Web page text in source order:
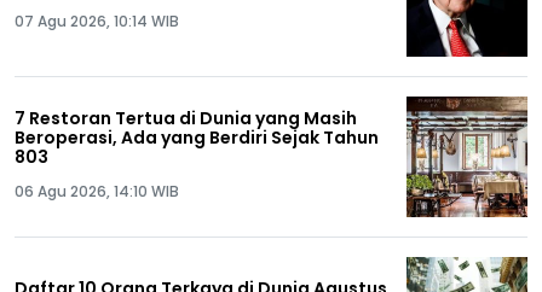
07 Agu 2026, 10:14 WIB
7 Restoran Tertua di Dunia yang Masih
Beroperasi, Ada yang Berdiri Sejak Tahun
803
06 Agu 2026, 14:10 WIB